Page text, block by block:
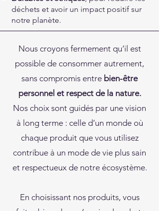
déchets et avoir un impact positif sur
notre planète.
Nous croyons fermement qu’il est
possible de consommer autrement,
sans compromis entre bien-être
personnel et respect de la nature.
Nos choix sont guidés par une vision
à long terme : celle d’un monde où
chaque produit que vous utilisez
contribue à un mode de vie plus sain
et respectueux de notre écosystème.
En choisissant nos produits, vous